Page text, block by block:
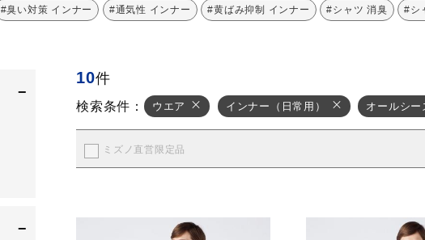
#臭い対策 インナー #通気性 インナー #黄ばみ抑制 インナー #シャツ 消臭 #シ
−
−
10件
検索条件： ウエア インナー（日常用） オールシー
ミズノ直営限定品